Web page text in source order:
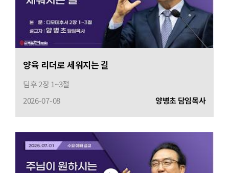
양육 리더로 세워지는 길
딤후 2장 1~3절
2026-07-08
양병초 담임목사